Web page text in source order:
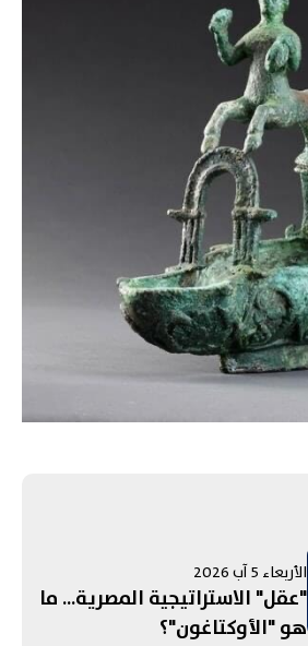
الأربعاء 5 آب 2026
"عقل" الاستراتيجية المصرية... ما
هو "الأوكتاغون"؟